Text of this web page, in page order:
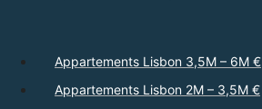
Appartements Lisbon 3,5M – 6M €
Appartements Lisbon 2M – 3,5M €